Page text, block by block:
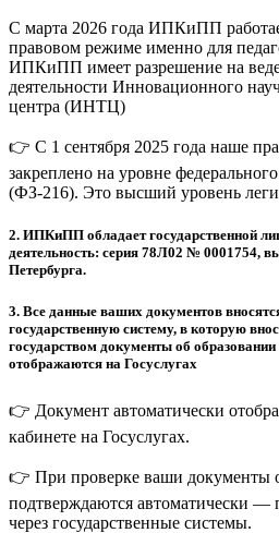
С марта 2026 года ИПКиПП
правовом режиме именно для
ИПКиПП имеет разрешение на
деятельности Инновационного
центра (ИНТЦ)
👉 С 1 сентября 2025 года наше
закреплено на уровне федерального
(ФЗ-216). Это высший уровень
2. ИПКиПП обладает государственной
деятельность: серия 78Л02 № 0001754,
Петербурга.
3. Все данные ваших документов
государственную систему, в которую
государством документы об
отображаются на Госуслугах
👉 Документ автоматически
кабинете на Госуслугах.
👉 При проверке ваши документы
подтверждаются автоматически
через государственные системы.